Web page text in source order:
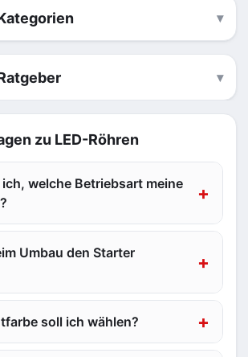
zu LED-Röhren
welche Betriebsart meine
Umbau den Starter
soll ich wählen?